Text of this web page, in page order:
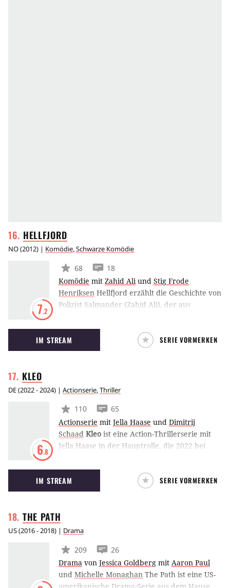
HELLFJORD
NO(2012) | Komödie,Schwarze Komödie
7.2
68
18
Komödie mit Zahid Aliund Stig Frode
Henriksen Hellfjord erzählt die Geschichte von
Polizist Salmander (Zahid Ali), der aus
Kindern tötet und deshalb in eine abgelegene
Gegend in Norwegen versetzt wird, nach
Hellfjord. Dort entdeckt Salmander so einige
IM STREAM SERIE VORMERKEN
KLEO
DE(2022 - 2024) | Actionserie,Thriller
6.8
110
65
Actionserie mit Jella Haase und Dimitrij
Schaad Kleo ist eine Action-Thrillerserie mit
Jella Haase in der Hauptrolle, die 2022 bei
ehemalige Top-Spionin der DDR nach dem
Mauerfall auf einen Rachefeldzug, während
ein Westberliner Polizist Jagd auf sie macht.
IM STREAM SERIE VORMERKEN
THE PATH
US(2016 - 2018) | Drama
209
26
Drama von Jessica Goldberg mit Aaron Paul
und Michelle Monaghan The Path ist eine US-